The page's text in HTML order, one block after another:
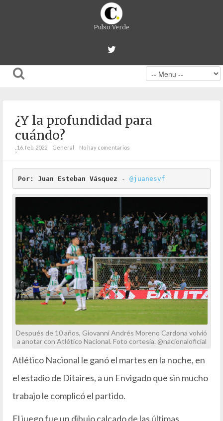
Pulso Verde
¿Y la profundidad para
cuándo?
;16. feb. 2022 General No hay comentarios
Por: Juan Esteban Vásquez - @juanesvf
Después de 10 años, Giovanni Andrés Moreno Cardona volvió
a anotar con Atlético Nacional. Foto cortesía. @nacionaloficial
Atlético Nacional le ganó el martes en la noche, en
el estadio de Ditaires, a un Envigado que sin mucho
trabajo le complicó el partido.
El juego fue un dibujo calcado de las últimas